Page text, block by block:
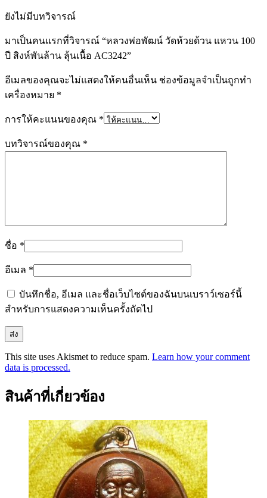
ยังไม่มีบทวิจารณ์
มาเป็นคนแรกที่วิจารณ์ “หลวงพ่อพัฒน์ วัดห้วยด้วน แหวน 100
ปี สิงห์พันล้าน ลุ้นเนื้อ AC3242”
อีเมลของคุณจะไม่แสดงให้คนอื่นเห็น ช่องข้อมูลจำเป็นถูกทำ
เครื่องหมาย *
การให้คะแนนของคุณ *
บทวิจารณ์ของคุณ *
ชื่อ *
อีเมล *
บันทึกชื่อ, อีเมล และชื่อเว็บไซต์ของฉันบนเบราว์เซอร์นี้
สำหรับการแสดงความเห็นครั้งถัดไป
This site uses Akismet to reduce spam. Learn how your comment
data is processed.
สินค้าที่เกี่ยวข้อง